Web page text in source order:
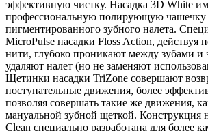
эффективную чистку. Насадка 3D White
профессиональную полирующую чашечку
пигментированного зубного налета.
MicroPulse насадки Floss Action, действуя
нити, глубоко проникают между зубами и
удаляют налет (но не заменяют
Щетинки насадки TriZone совершают
поступательные движения, более
позволяя совершать такие же движения,
мануальной зубной щеткой. Конструкция
Clean специально разработана для более